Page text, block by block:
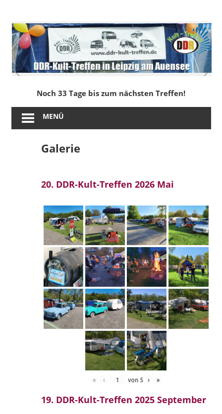
springen
DDR-
Kult-
Treffen
in
Leipzig
am
Noch 33 Tage bis zum nächsten Treffen!
MENÜ
Galerie
20. DDR-Kult-Treffen 2026 Mai
« ‹ von 5 › »
19. DDR-Kult-Treffen 2025 September